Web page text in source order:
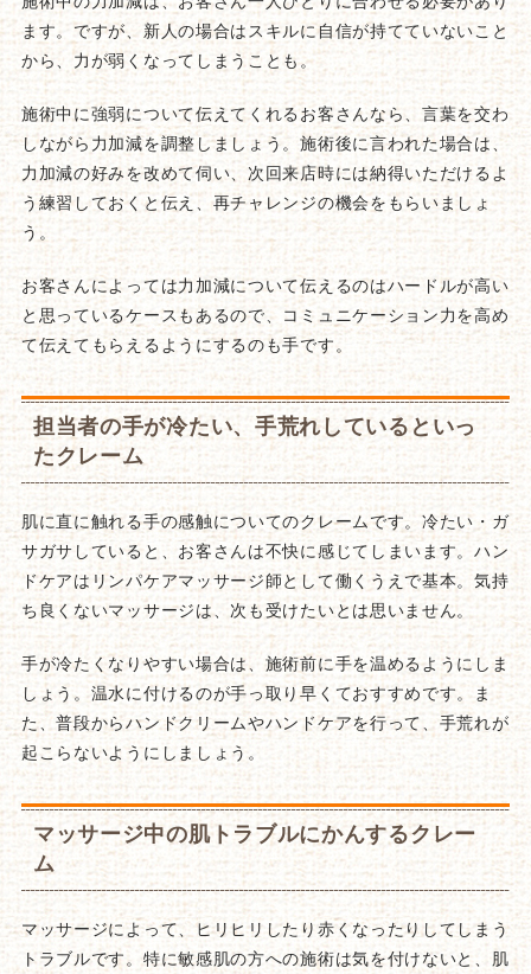
ます。ですが、新人の場合はスキルに自信が持てていないこと
から、力が弱くなってしまうことも。
施術中に強弱について伝えてくれるお客さんなら、言葉を交わ
しながら力加減を調整しましょう。施術後に言われた場合は、
力加減の好みを改めて伺い、次回来店時には納得いただけるよ
う練習しておくと伝え、再チャレンジの機会をもらいましょ
う。
お客さんによっては力加減について伝えるのはハードルが高い
と思っているケースもあるので、コミュニケーション力を高め
て伝えてもらえるようにするのも手です。
担当者の手が冷たい、手荒れしているといっ
たクレーム
肌に直に触れる手の感触についてのクレームです。冷たい・ガ
サガサしていると、お客さんは不快に感じてしまいます。ハン
ドケアはリンパケアマッサージ師として働くうえで基本。気持
ち良くないマッサージは、次も受けたいとは思いません。
手が冷たくなりやすい場合は、施術前に手を温めるようにしま
しょう。温水に付けるのが手っ取り早くておすすめです。ま
た、普段からハンドクリームやハンドケアを行って、手荒れが
起こらないようにしましょう。
マッサージ中の肌トラブルにかんするクレー
ム
マッサージによって、ヒリヒリしたり赤くなったりしてしまう
トラブルです。特に敏感肌の方への施術は気を付けないと、肌